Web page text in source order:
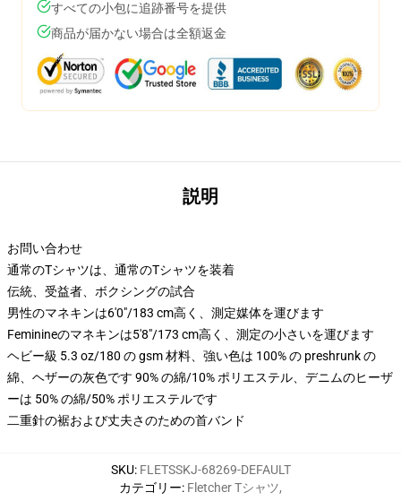
すべての小包に追跡番号を提供
商品が届かない場合は全額返金
説明
お問い合わせ
通常のTシャツは、通常のTシャツを装着
伝統、受益者、ボクシングの試合
男性のマネキンは6'0"/183 cm高く、測定媒体を運びます
Feminineのマネキンは5'8"/173 cm高く、測定の小さいを運びます
ヘビー級 5.3 oz/180 の gsm 材料、強い色は 100% の preshrunk の
綿、ヘザーの灰色です 90% の綿/10% ポリエステル、デニムのヒーザ
ーは 50% の綿/50% ポリエステルです
二重針の裾および丈夫さのための首バンド
SKU: FLETSSKJ-68269-DEFAULT
カテゴリー: Fletcher Tシャツ,